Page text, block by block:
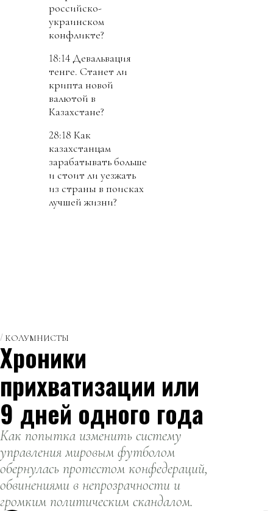
российско-
украинском
конфликте?
18:14 Девальвация
тенге. Станет ли
крипта новой
валютой в
Казахстане?
28:18 Как
казахстанцам
зарабатывать больше
и стоит ли уезжать
из страны в поисках
лучшей жизни?
КОЛУМНИСТЫ
Хроники
прихватизации или
9 дней одного года
Как попытка изменить систему
управления мировым футболом
обернулась протестом конфедераций,
обвинениями в непрозрачности и
громким политическим скандалом.